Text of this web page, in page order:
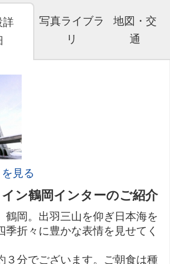
詳
写真ライブラ
リ
地図・交
通
見る
ン鶴岡インターのご紹介
鶴岡。出羽三山を仰ぎ日本海を
季折々に豊かな表情を見せてく
３分でございます。ご朝食は種